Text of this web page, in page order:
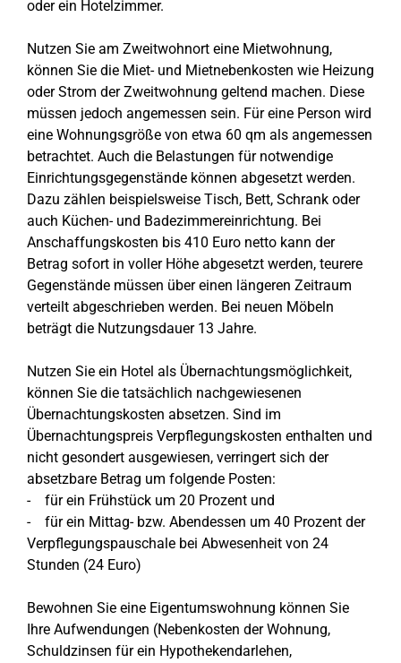
oder ein Hotelzimmer.
Nutzen Sie am Zweitwohnort eine Mietwohnung,
können Sie die Miet- und Mietnebenkosten wie Heizung
oder Strom der Zweitwohnung geltend machen. Diese
müssen jedoch angemessen sein. Für eine Person wird
eine Wohnungsgröße von etwa 60 qm als angemessen
betrachtet. Auch die Belastungen für notwendige
Einrichtungsgegenstände können abgesetzt werden.
Dazu zählen beispielsweise Tisch, Bett, Schrank oder
auch Küchen- und Badezimmereinrichtung. Bei
Anschaffungskosten bis 410 Euro netto kann der
Betrag sofort in voller Höhe abgesetzt werden, teurere
Gegenstände müssen über einen längeren Zeitraum
verteilt abgeschrieben werden. Bei neuen Möbeln
beträgt die Nutzungsdauer 13 Jahre.
Nutzen Sie ein Hotel als Übernachtungsmöglichkeit,
können Sie die tatsächlich nachgewiesenen
Übernachtungskosten absetzen. Sind im
Übernachtungspreis Verpflegungskosten enthalten und
nicht gesondert ausgewiesen, verringert sich der
absetzbare Betrag um folgende Posten:
- für ein Frühstück um 20 Prozent und
- für ein Mittag- bzw. Abendessen um 40 Prozent der
Verpflegungspauschale bei Abwesenheit von 24
Stunden (24 Euro)
Bewohnen Sie eine Eigentumswohnung können Sie
Ihre Aufwendungen (Nebenkosten der Wohnung,
Schuldzinsen für ein Hypothekendarlehen,